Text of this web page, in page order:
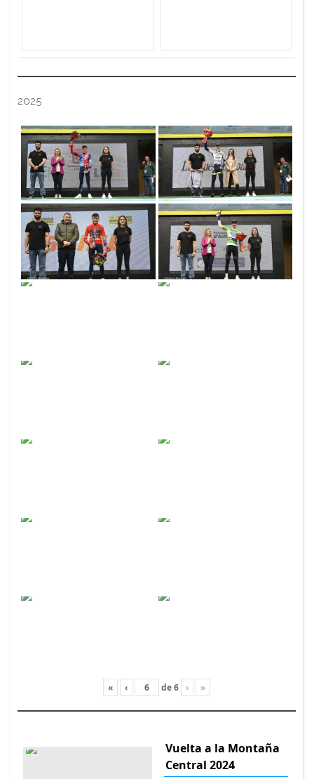
2025
« ‹ de6 › »
Vuelta a la Montaña
Central 2024